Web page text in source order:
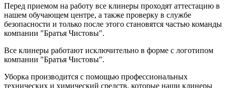
Перед приемом на работу все клинеры проходят аттестацию в
нашем обучающем центре, а также проверку в службе
безопасности и только после этого становятся частью команды
компании "Братья Чистовы".
Все клинеры работают исключительно в форме с логотипом
компании "Братья Чистовы".
Уборка производится с помощью профессиональных
технических и химический средств, которые наши клинеры